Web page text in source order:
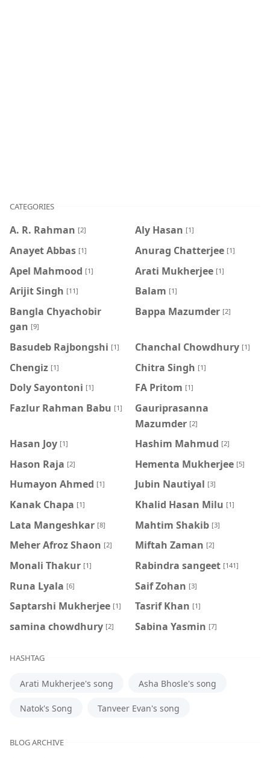
CATEGORIES
A. R. Rahman [2] Aly Hasan [1]
Anayet Abbas [1] Anurag Chatterjee [1]
Apel Mahmood [1] Arati Mukherjee [1]
Arijit Singh [11] Balam [1]
Bangla Chyachobir
gan [9]
Bappa Mazumder [2]
Basudeb Rajbongshi [1] Chanchal Chowdhury [1]
Chengiz [1] Chitra Singh [1]
Doly Sayontoni [1] FA Pritom [1]
Fazlur Rahman Babu [1]
Gauriprasanna
Mazumder [2]
Hasan Joy [1] Hashim Mahmud [2]
Hason Raja [2] Hementa Mukherjee [5]
Humayon Ahmed [1] Jubin Nautiyal [3]
Kanak Chapa [1] Khalid Hasan Milu [1]
Lata Mangeshkar [8] Mahtim Shakib [3]
Meher Afroz Shaon [2] Miftah Zaman [2]
Monali Thakur [1] Rabindra sangeet [141]
Runa Lyala [6] Saif Zohan [3]
Saptarshi Mukherjee [1] Tasrif Khan [1]
samina chowdhury [2] ‍Sabina Yasmin [7]
HASHTAG
Arati Mukherjee's song Asha Bhosle's song
Natok's Song Tanveer Evan's song
BLOG ARCHIVE